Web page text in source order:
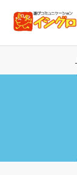
コ
テ